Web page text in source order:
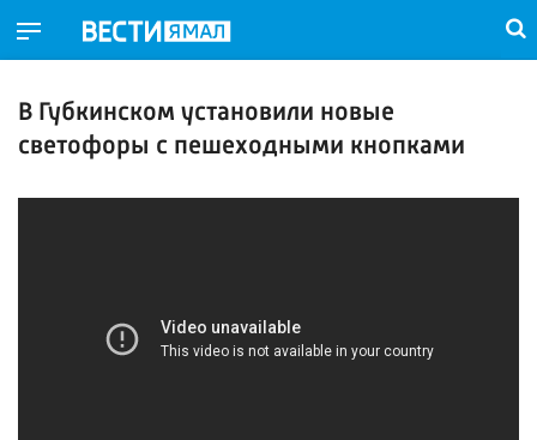
В Губкинском установили новые
светофоры с пешеходными кнопками